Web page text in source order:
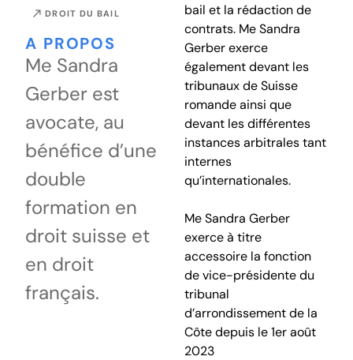
DROIT DU BAIL
A PROPOS
Me Sandra
Gerber est
avocate, au
bénéfice d’une
double
formation en
droit suisse et
en droit
français.
bail et la rédaction de
contrats. Me Sandra
Gerber exerce
également devant les
tribunaux de Suisse
romande ainsi que
devant les différentes
instances arbitrales tant
internes
qu’internationales.
Me Sandra Gerber
exerce à titre
accessoire la fonction
de vice-présidente du
tribunal
d’arrondissement de la
Côte depuis le 1er août
2023